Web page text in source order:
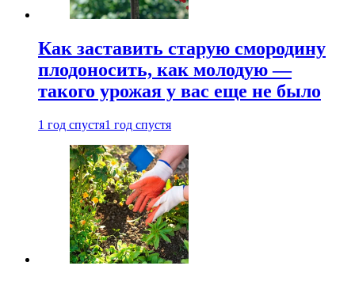
Как заставить старую смородину
плодоносить, как молодую —
такого урожая у вас еще не было
1 год спустя1 год спустя